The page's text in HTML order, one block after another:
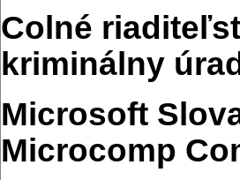
Colné
kriminálny
Microsoft
Microcomp